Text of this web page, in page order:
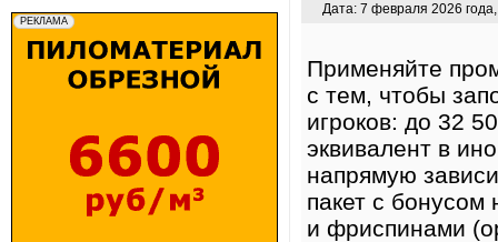
Дата: 7 февраля 2026
Применяйте
с тем, чтобы
игроков: до 32
эквивалент в
напрямую
пакет с бонусом
и фриспинами